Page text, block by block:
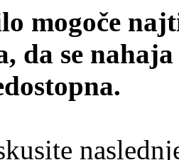
mogoče
da se